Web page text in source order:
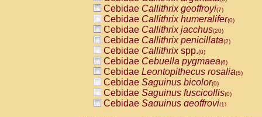
Cebidae Callithrix geoffroyi(7)
Cebidae Callithrix humeralifer(0)
Cebidae Callithrix jacchus(20)
Cebidae Callithrix penicillata(2)
Cebidae Callithrixspp.(0)
Cebidae Cebuella pygmaea(6)
Cebidae Leontopithecus rosalia(5)
Cebidae Saguinus bicolor(0)
Cebidae Saguinus fuscicollis(0)
Cebidae Saguinus geoffroyi(1)